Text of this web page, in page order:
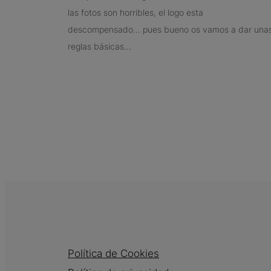
las fotos son horribles, el logo esta
descompensado… pues bueno os vamos a dar
reglas básicas…
Política de Cookies